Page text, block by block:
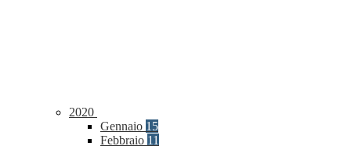
2020
Gennaio 15
Febbraio 11